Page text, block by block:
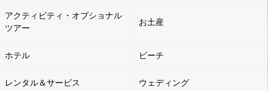
アクティビティ・オプショナル
ツアー
お土産
ホテル ビーチ
レンタル＆サービス ウェディング